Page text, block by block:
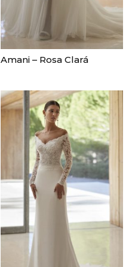
Amani – Rosa Clará